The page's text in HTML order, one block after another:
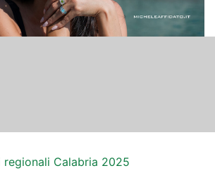
regionali Calabria 2025